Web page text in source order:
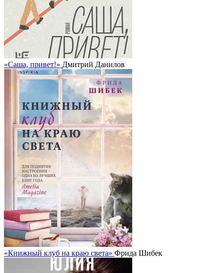
«Саша, привет!» Дмитрий Данилов
«Книжный клуб на краю света» Фрида Шибек